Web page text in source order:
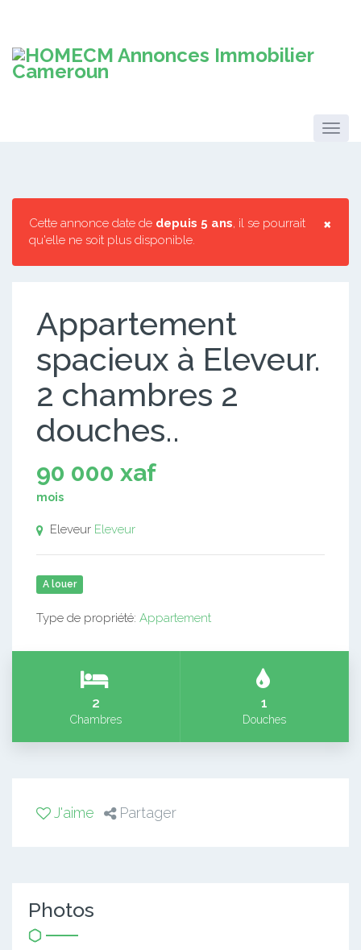
×
Cette annonce date de depuis 5 ans, il se pourrait
qu'elle ne soit plus disponible.
Appartement
spacieux à Eleveur.
2 chambres 2
douches..
90 000 xaf
mois
Eleveur Eleveur
A louer
Type de propriété: Appartement
2
Chambres
1
Douches
J'aime Partager
Photos